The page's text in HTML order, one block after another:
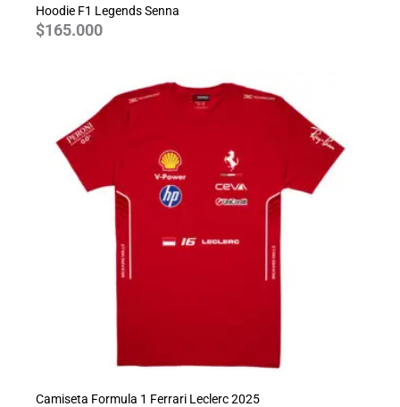
Hoodie F1 Legends Senna
$165.000
Camiseta Formula 1 Ferrari Leclerc 2025